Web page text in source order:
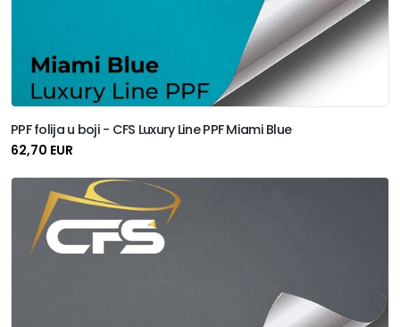
PPF folija u boji - CFS Luxury Line PPF Miami Blue
62,70 EUR